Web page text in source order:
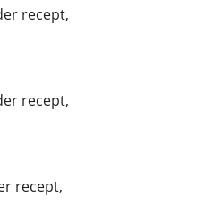
recept,
recept,
recept,